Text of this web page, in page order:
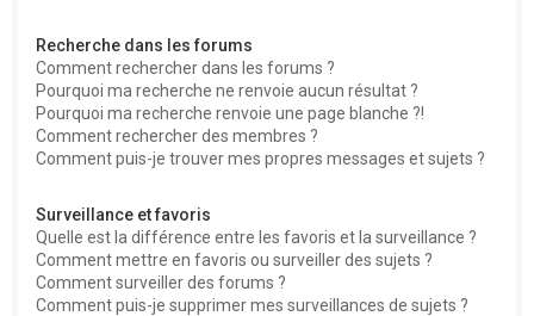
Recherche dans les forums
Comment rechercher dans les forums ?
Pourquoi ma recherche ne renvoie aucun résultat ?
Pourquoi ma recherche renvoie une page blanche ?!
Comment rechercher des membres ?
Comment puis-je trouver mes propres messages et sujets ?
Surveillance et favoris
Quelle est la différence entre les favoris et la surveillance ?
Comment mettre en favoris ou surveiller des sujets ?
Comment surveiller des forums ?
Comment puis-je supprimer mes surveillances de sujets ?